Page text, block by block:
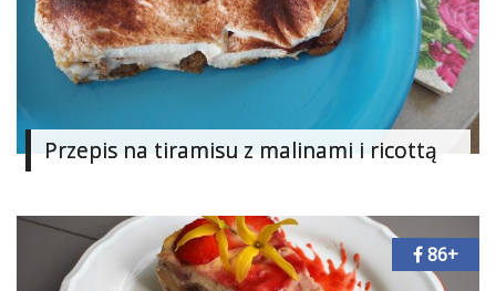
Przepis na tiramisu z malinami i ricottą
86+